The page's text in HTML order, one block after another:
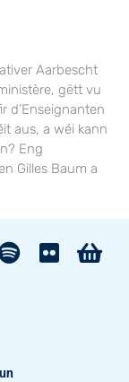
Aarbescht
gëtt vu
d’Enseignanten
aus, a wéi kann
Eng
Gilles Baum a